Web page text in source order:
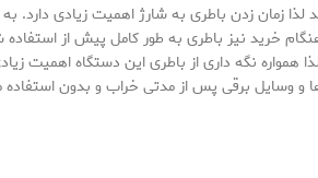
زمان زدن باطری به شارژ اهمیت زیادی دارد. به
خرید نیز باطری به طور کامل پیش از استفاده
نگه داری از باطری این دستگاه اهمیت
و وسایل برقی پس از مدتی خراب و بدون